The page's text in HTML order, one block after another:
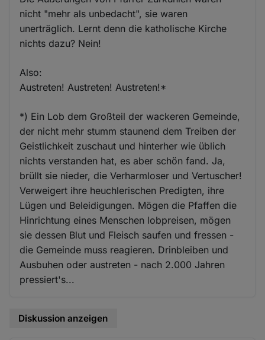
nicht "mehr als unbedacht", sie waren
unerträglich. Lernt denn die katholische Kirche
nichts dazu? Nein!
Also:
Austreten! Austreten! Austreten!*
*) Ein Lob dem Großteil der wackeren Gemeinde,
der nicht mehr stumm staunend dem Treiben der
Geistlichkeit zuschaut und hinterher wie üblich
nichts verstanden hat, es aber schön fand. Ja,
brüllt sie nieder, die Verharmloser und Vertuscher!
Verweigert ihre heuchlerischen Predigten, ihre
Lügen und Beleidigungen. Mögen die Pfaffen die
Hinrichtung eines Menschen lobpreisen, mögen
sie dessen Blut und Fleisch saufen und fressen -
die Gemeinde muss reagieren. Drinbleiben und
Ausbuhen oder austreten - nach 2.000 Jahren
pressiert's...
Diskussion anzeigen